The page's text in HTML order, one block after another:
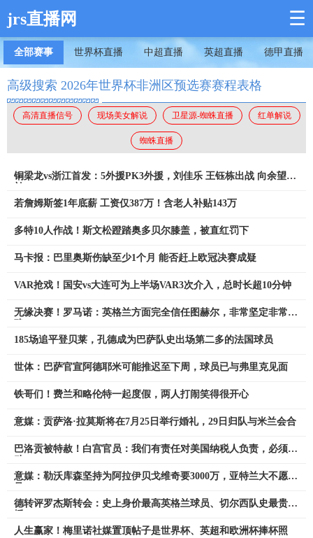
jrs直播网 ☰
全部赛事 世界杯直播 中超直播 英超直播 德甲直播
高级搜索 2026年世界杯非洲区预选赛赛程表格
高清直播信号 现场美女解说 卫星源-蜘蛛直播 红单解说
蜘蛛直播
铜梁龙vs浙江首发：5外援PK3外援，刘佳乐 王钰栋出战 向余望替
若詹姆斯签1年底薪 工资仅387万！含老人补贴143万
多特10人作战！斯文松蹬踏奥多贝尔膝盖，被直红罚下
马卡报：巴里奥斯伤缺至少1个月 能否赶上欧冠决赛成疑
VAR抢戏！国安vs大连可为上半场VAR3次介入，总时长超10分钟
无缘决赛！罗马诺：英格兰方面完全信任图赫尔，非常坚定非常明
185场追平登贝莱，孔德成为巴萨队史出场第二多的法国球员
世体：巴萨官宣阿德耶米可能推迟至下周，球员已与弗里克见面
铁哥们！费兰和略伦特一起度假，两人打闹笑得很开心
意媒：贡萨洛·拉莫斯将在7月25日举行婚礼，29日归队与米兰会合
巴洛贡被特赦！白宫官员：我们有责任对美国纳税人负责，必须行
意媒：勒沃库森坚持为阿拉伊贝戈维奇要3000万，亚特兰大不愿满
德转评罗杰斯转会：史上身价最高英格兰球员、切尔西队史最贵引
人生赢家！梅里诺社媒置顶帖子是世界杯、英超和欧洲杯捧杯照